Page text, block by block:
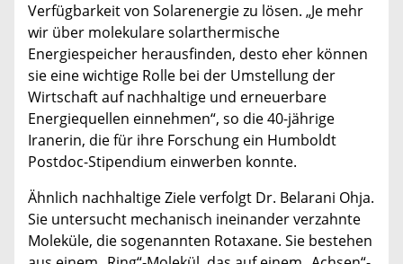
Verfügbarkeit von Solarenergie zu lösen. „Je mehr
wir über molekulare solarthermische
Energiespeicher herausfinden, desto eher können
sie eine wichtige Rolle bei der Umstellung der
Wirtschaft auf nachhaltige und erneuerbare
Energiequellen einnehmen“, so die 40-jährige
Iranerin, die für ihre Forschung ein Humboldt
Postdoc-Stipendium einwerben konnte.
Ähnlich nachhaltige Ziele verfolgt Dr. Belarani Ohja.
Sie untersucht mechanisch ineinander verzahnte
Moleküle, die sogenannten Rotaxane. Sie bestehen